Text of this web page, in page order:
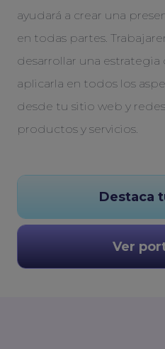
ayudará a crear una
en todas partes.
desarrollar una estrategia
aplicarla en todos los
desde tu sitio web y
productos y servicios.
Destaca
Ver